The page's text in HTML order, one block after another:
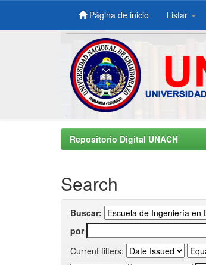
Skip
Página de inicio Listar
Repositorio Digital UNACH
Search
Buscar:
por
Current filters: